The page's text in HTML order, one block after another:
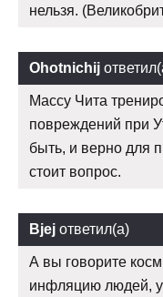
нельзя.
Ohotnichij
Массу Чита
повреждений при
быть, и верно для
стоит вопрос.
Bjej ответил(а)
А вы говорите
инфляцию людей,